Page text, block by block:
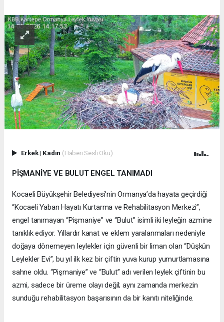
Erkek| Kadın (Haberi Sesli Oku)
PİŞMANİYE VE BULUT ENGEL TANIMADI
Kocaeli Büyükşehir Belediyesi’nin Ormanya’da hayata geçirdiği
“Kocaeli Yaban Hayatı Kurtarma ve Rehabilitasyon Merkezi”,
engel tanımayan “Pişmaniye” ve “Bulut” isimli iki leyleğin azmine
tanıklık ediyor. Yıllardır kanat ve eklem yaralanmaları nedeniyle
doğaya dönemeyen leylekler için güvenli bir liman olan “Düşkün
Leylekler Evi”, bu yıl ilk kez bir çiftin yuva kurup yumurtlamasına
sahne oldu. “Pişmaniye” ve “Bulut” adı verilen leylek çiftinin bu
azmi, sadece bir üreme olayı değil; aynı zamanda merkezin
sunduğu rehabilitasyon başarısının da bir kanıtı niteliğinde.